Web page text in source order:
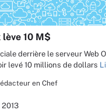
10 M$
derrière le serveur Web
levé 10 millions de dollars
en Chef
2013